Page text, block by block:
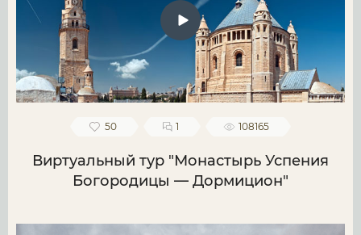
50 1 108165
Виртуальный тур "Монастырь Успения
Богородицы — Дормицион"